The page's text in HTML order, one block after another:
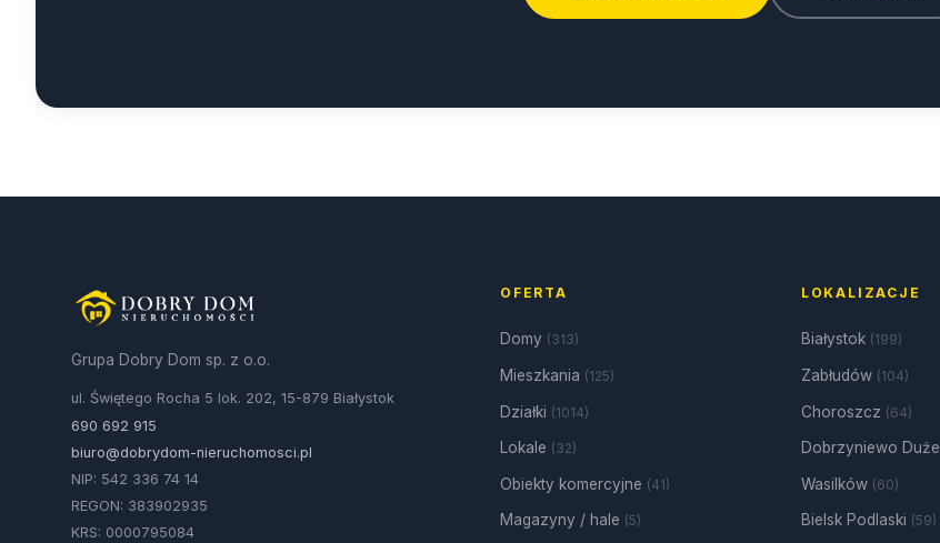
Grupa Dobry Dom sp. z o.o.
ul. Świętego Rocha 5 lok. 202, 15-879 Białystok
690 692 915
biuro@dobrydom-nieruchomosci.pl
NIP: 542 336 74 14
REGON: 383902935
KRS: 0000795084
OFERTA
Domy (313)
Mieszkania (125)
Działki (1014)
Lokale (32)
Obiekty komercyjne (41)
Magazyny / hale (5)
LOKALIZACJE
Białystok (199)
Zabłudów (104)
Choroszcz (64)
Dobrzyniewo Duże
Wasilków (60)
Bielsk Podlaski (59)